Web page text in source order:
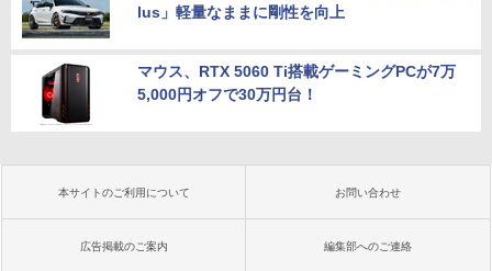
lus」軽量なままに剛性を向上
マウス、RTX 5060 Ti搭載ゲーミングPCが7万
5,000円オフで30万円台！
本サイトのご利用について お問い合わせ
広告掲載のご案内 編集部へのご連絡